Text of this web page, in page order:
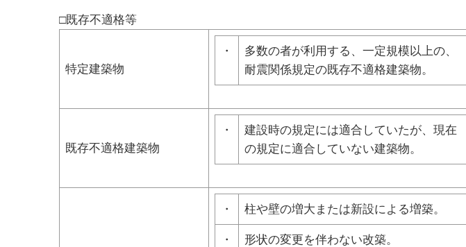
□既存不適格等
特定建築物
・
多数の者が利用する、一定規模以上の、
耐震関係規定の既存不適格建築物。
既存不適格建築物
・
建設時の規定には適合していたが、現在
の規定に適合していない建築物。
・ 柱や壁の増大または新設による増築。
・ 形状の変更を伴わない改築。